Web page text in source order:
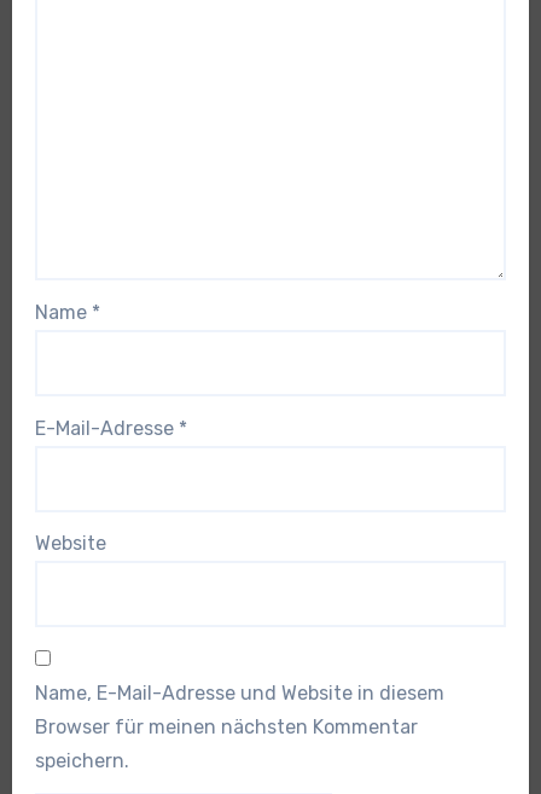
Name *
E-Mail-Adresse *
Website
Name, E-Mail-Adresse und Website in diesem
Browser für meinen nächsten Kommentar
speichern.